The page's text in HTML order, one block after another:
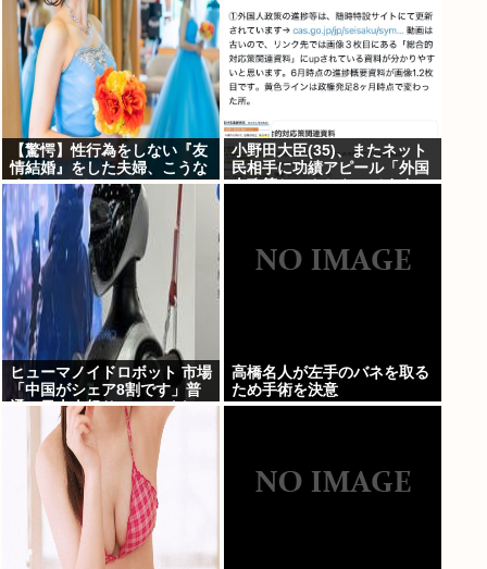
【驚愕】性行為をしない『友
情結婚』をした夫婦、こうな
る⇒･･･！！！
小野田大臣(35)、またネット
民相手に功績アピール「外国
人政策ちゃんとやってます」
ヒューマノイドロボット 市場
「中国がシェア8割です」普
通の日本人怒りのフェイクニ
ュース認定へ…
高橋名人が左手のバネを取る
ため手術を決意